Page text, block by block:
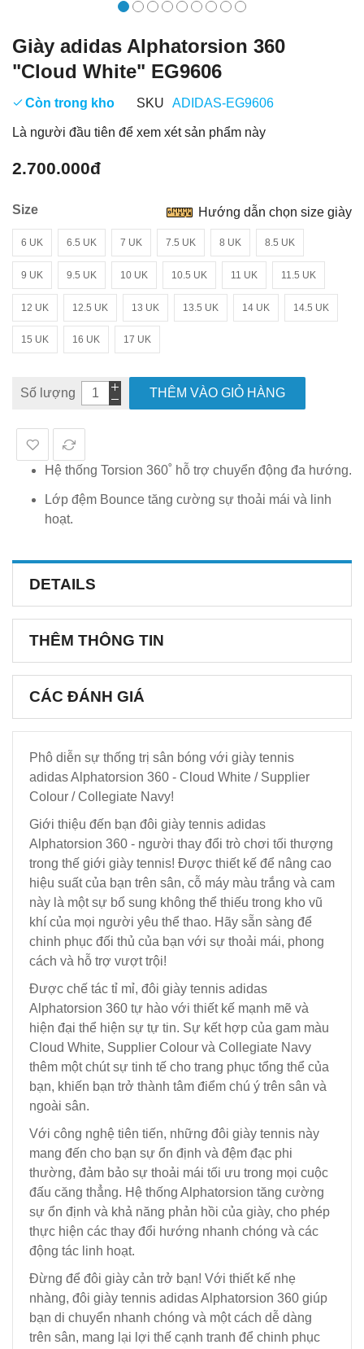
Giày adidas Alphatorsion 360
"Cloud White" EG9606
Còn trong kho SKU ADIDAS-EG9606
Là người đầu tiên để xem xét sản phẩm này
2.700.000đ
Size
6 UK 6.5 UK 7 UK 7.5 UK 8 UK 8.5 UK
9 UK 9.5 UK 10 UK 10.5 UK 11 UK 11.5 UK
12 UK 12.5 UK 13 UK 13.5 UK 14 UK 14.5 UK
15 UK 16 UK 17 UK
Hướng dẫn chọn size giày
Số lượng THÊM VÀO GIỎ HÀNG
Hệ thống Torsion 360˚ hỗ trợ chuyển động đa hướng.
Lớp đệm Bounce tăng cường sự thoải mái và linh
hoạt.
DETAILS
THÊM THÔNG TIN
CÁC ĐÁNH GIÁ
Phô diễn sự thống trị sân bóng với giày tennis
adidas Alphatorsion 360 - Cloud White / Supplier
Colour / Collegiate Navy!
Giới thiệu đến bạn đôi giày tennis adidas
Alphatorsion 360 - người thay đổi trò chơi tối thượng
trong thế giới giày tennis! Được thiết kế để nâng cao
hiệu suất của bạn trên sân, cỗ máy màu trắng và cam
này là một sự bổ sung không thể thiếu trong kho vũ
khí của mọi người yêu thể thao. Hãy sẵn sàng để
chinh phục đối thủ của bạn với sự thoải mái, phong
cách và hỗ trợ vượt trội!
Được chế tác tỉ mỉ, đôi giày tennis adidas
Alphatorsion 360 tự hào với thiết kế mạnh mẽ và
hiện đại thể hiện sự tự tin. Sự kết hợp của gam màu
Cloud White, Supplier Colour và Collegiate Navy
thêm một chút sự tinh tế cho trang phục tổng thể của
bạn, khiến bạn trở thành tâm điểm chú ý trên sân và
ngoài sân.
Với công nghệ tiên tiến, những đôi giày tennis này
mang đến cho bạn sự ổn định và đệm đạc phi
thường, đảm bảo sự thoải mái tối ưu trong mọi cuộc
đấu căng thẳng. Hệ thống Alphatorsion tăng cường
sự ổn định và khả năng phản hồi của giày, cho phép
thực hiện các thay đổi hướng nhanh chóng và các
động tác linh hoạt.
Đừng để đôi giày cản trở bạn! Với thiết kế nhẹ
nhàng, đôi giày tennis adidas Alphatorsion 360 giúp
bạn di chuyển nhanh chóng và một cách dễ dàng
trên sân, mang lại lợi thế cạnh tranh để chinh phục